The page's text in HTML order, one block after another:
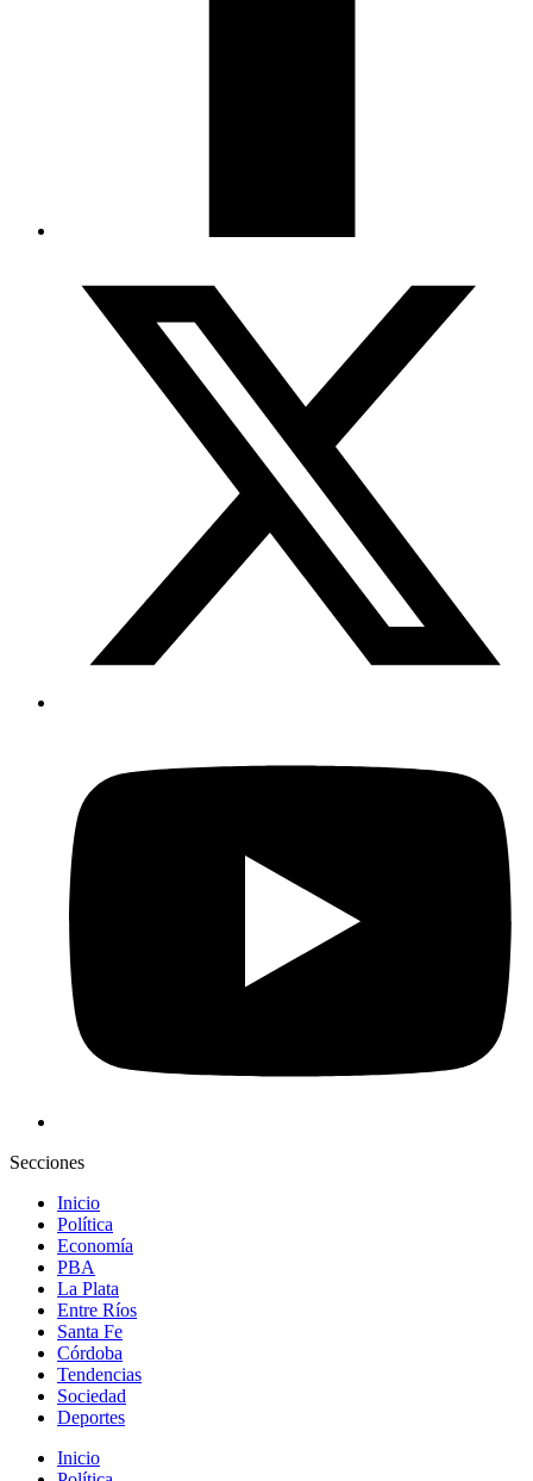
Secciones
Inicio
Política
Economía
PBA
La Plata
Entre Ríos
Santa Fe
Córdoba
Tendencias
Sociedad
Deportes
Inicio